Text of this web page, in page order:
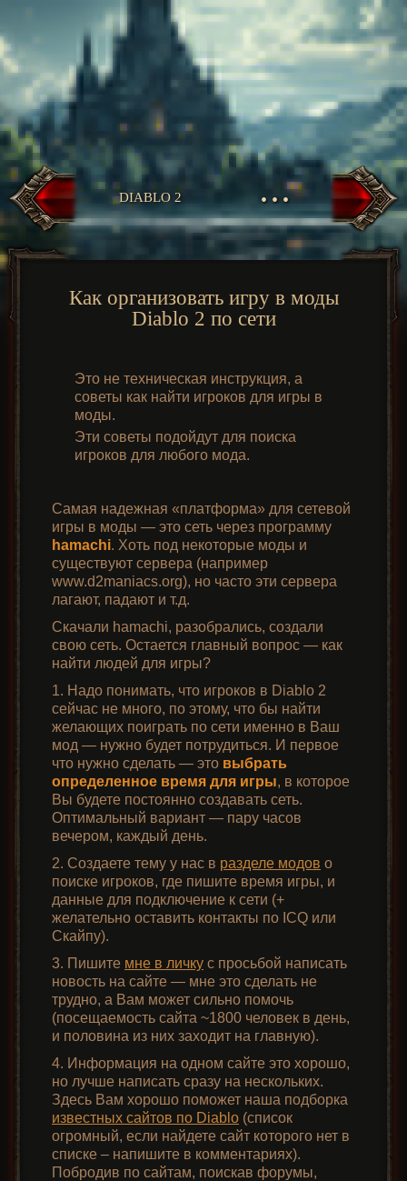
DIABLO 2 • • •
Как организовать игру в моды
Diablo 2 по сети
Это не техническая инструкция, а
советы как найти игроков для игры в
моды.
Эти советы подойдут для поиска
игроков для любого мода.
Самая надежная «платформа» для сетевой
игры в моды — это сеть через программу
hamachi. Хоть под некоторые моды и
существуют сервера (например
www.d2maniacs.org), но часто эти сервера
лагают, падают и т.д.
Скачали hamachi, разобрались, создали
свою сеть. Остается главный вопрос — как
найти людей для игры?
1. Надо понимать, что игроков в Diablo 2
сейчас не много, по этому, что бы найти
желающих поиграть по сети именно в Ваш
мод — нужно будет потрудиться. И первое
что нужно сделать — это выбрать
определенное время для игры, в которое
Вы будете постоянно создавать сеть.
Оптимальный вариант — пару часов
вечером, каждый день.
2. Создаете тему у нас в разделе модов о
поиске игроков, где пишите время игры, и
данные для подключение к сети (+
желательно оставить контакты по ICQ или
Скайпу).
3. Пишите мне в личку с просьбой написать
новость на сайте — мне это сделать не
трудно, а Вам может сильно помочь
(посещаемость сайта ~1800 человек в день,
и половина из них заходит на главную).
4. Информация на одном сайте это хорошо,
но лучше написать сразу на нескольких.
Здесь Вам хорошо поможет наша подборка
известных сайтов по Diablo (список
огромный, если найдете сайт которого нет в
списке – напишите в комментариях).
Побродив по сайтам, поискав форумы,